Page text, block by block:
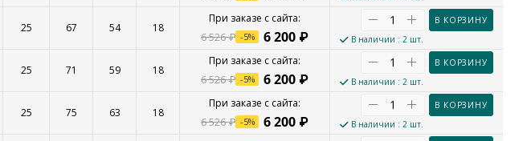
25 67 54 18
6 200 ₽
6 526₽ -5%
В КОРЗИНУ
В наличии : 2 шт.
25 71 59 18
6 200 ₽
6 526₽ -5%
В КОРЗИНУ
В наличии : 2 шт.
25 75 63 18
6 200 ₽
6 526₽ -5%
В КОРЗИНУ
В наличии : 2 шт.